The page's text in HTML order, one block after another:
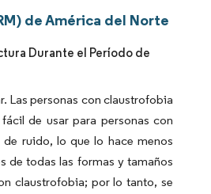
de América del Norte
Durante el Período de
Las personas con claustrofobia
de usar para personas con
ruido, lo que lo hace menos
de todas las formas y tamaños
claustrofobia; por lo tanto, se